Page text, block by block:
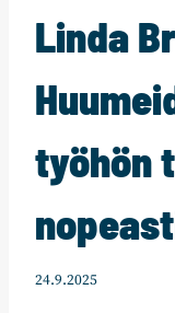
Linda
työhön
24.9.2025